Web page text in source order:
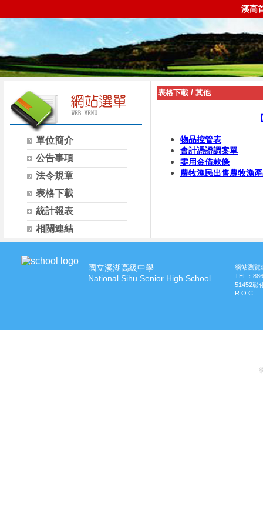
溪高
單位簡介
公告事項
法令規章
表格下載
統計報表
相關連結
表格下載 / 其他
物品控管表
會計憑證調案單
零用金借款條
農牧漁民出售農牧漁
國立溪湖高級中學
National Sihu Senior High School
網站瀏覽
TEL：
51452彰
R.O.C.